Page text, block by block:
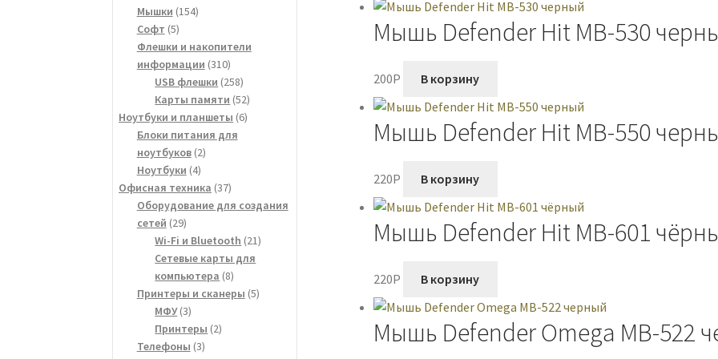
Мышь Defender Hit MB-530
200P В корзину
Мышь Defender Hit MB-550
220P В корзину
Мышь Defender Hit MB-601
220P В корзину
Мышь Defender Omega MB-522
Мышки 154154
Софт 55
товаров
Флешки и накопители
информации 310310
товаров
USB флешки 258258
товаров
Карты памяти 5252
товара
Ноутбуки и планшеты 66
Блоки питания для
ноутбуков 22
Ноутбуки 44
товара
Офисная техника 3737
товаров
Оборудование для создания
сетей 2929
товаров
Wi-Fi и Bluetooth 2121
Сетевые карты для
компьютера 88
товаров
Принтеры и сканеры 55
МФУ 33
товара
Принтеры 22
Телефоны 33